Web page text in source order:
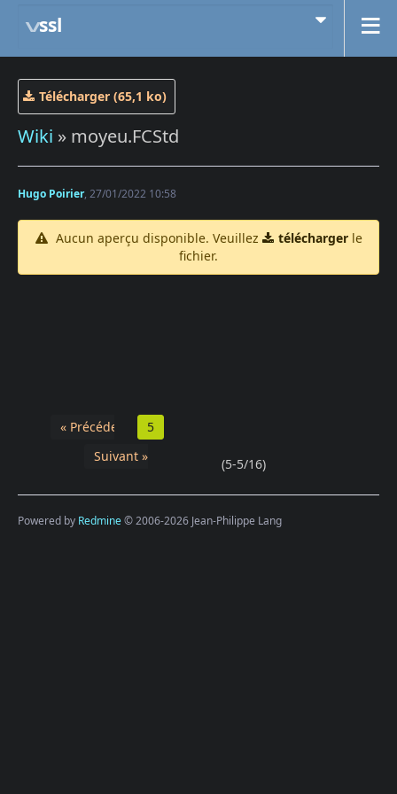
ssl
Télécharger (65,1 ko)
Wiki » moyeu.FCStd
Hugo Poirier, 27/01/2022 10:58
Aucun aperçu disponible. Veuillez téléchargerle
fichier.
« Précédent
5
Suivant »
(5-5/16)
Powered by Redmine© 2006-2026 Jean-Philippe Lang